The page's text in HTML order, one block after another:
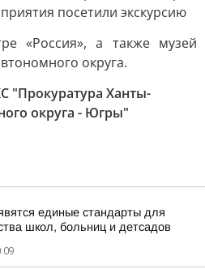
посетили экскурсию
«Россия», а также музей
округа.
"Прокуратура Ханты-
округа - Югры"
единые стандарты для
школ, больниц и детсадов